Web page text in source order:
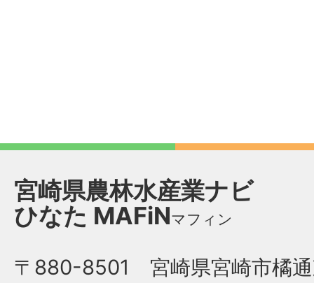
宮崎県農林水産業ナビ
ひなた MAFiNマフィン
〒880-8501 宮崎県宮崎市橘通